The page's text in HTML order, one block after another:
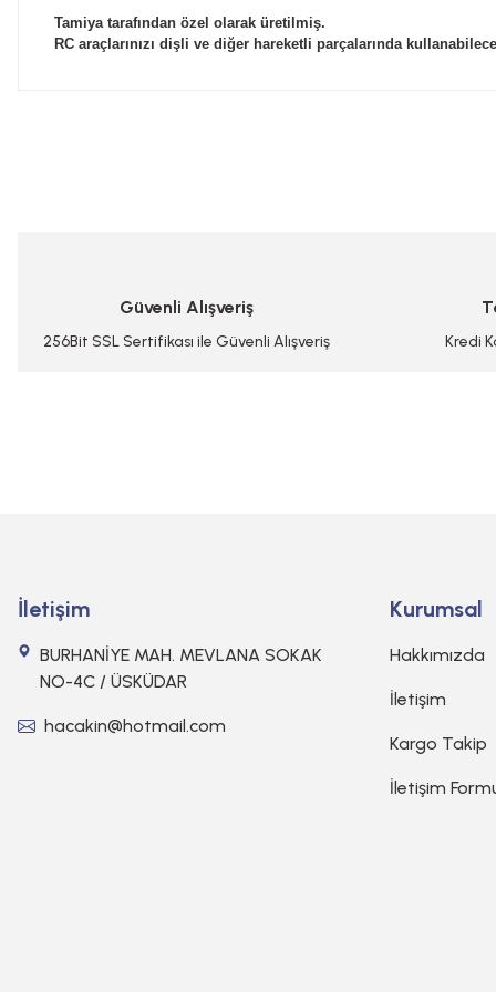
Tamiya tarafından özel olarak üretilmiş.
RC araçlarınızı dişli ve diğer hareketli parçalarında
Ürün fiyatı diğer sitelerden daha pahalı.
Bu ürüne benzer farklı alternatifler olmalı.
Güvenli Alışveriş
256Bit SSL Sertifikası ile Güvenli Alışveriş Kredi
İletişim
BURHANİYE MAH. MEVLANA SOKAK
NO-4C / ÜSKÜDAR
hacakin@hotmail.com
Kurumsal
Hakkımızda
İletişim
Kargo Takip
İletişim